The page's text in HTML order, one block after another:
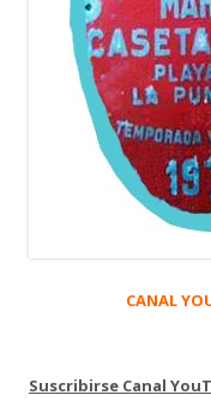
CANAL
Suscribirse Canal